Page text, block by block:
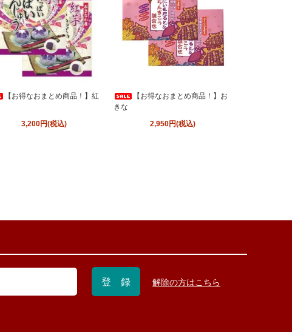
【お得なおまとめ商品！】紅
3,200円(税込)
【お得なおまとめ商品！】お
きな
2,950円(税込)